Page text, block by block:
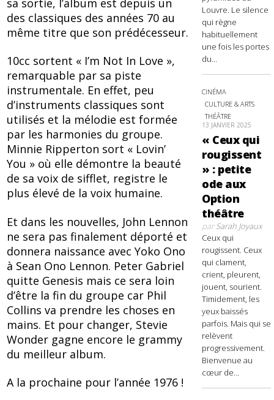
des classiques des années 70 au
même titre que son prédécesseur.
10cc sortent « I’m Not In Love »,
remarquable par sa piste
instrumentale. En effet, peu
d’instruments classiques sont
utilisés et la mélodie est formée
par les harmonies du groupe.
Minnie Ripperton sort « Lovin’
You » où elle démontre la beauté
de sa voix de sifflet, registre le
plus élevé de la voix humaine.
Et dans les nouvelles, John Lennon
ne sera pas finalement déporté et
donnera naissance avec Yoko Ono
à Sean Ono Lennon. Peter Gabriel
quitte Genesis mais ce sera loin
d’être la fin du groupe car Phil
Collins va prendre les choses en
mains. Et pour changer, Stevie
Wonder gagne encore le grammy
du meilleur album.
A la prochaine pour l’année 1976 !
Louvre. Le silence
qui règne
habituellement
une fois les portes
du...
CINÉMA
CULTURE & ARTS
THÉÂTRE
13 JANVIER 2025
« Ceux qui
rougissent
» : petite
ode aux
Option
théâtre
parSarah Joyaux
Ceux qui
rougissent. Ceux
qui clament,
crient, pleurent,
jouent, sourient.
Timidement, les
yeux baissés
parfois. Mais qui se
relèvent
progressivement.
Bienvenue au
cœur de...